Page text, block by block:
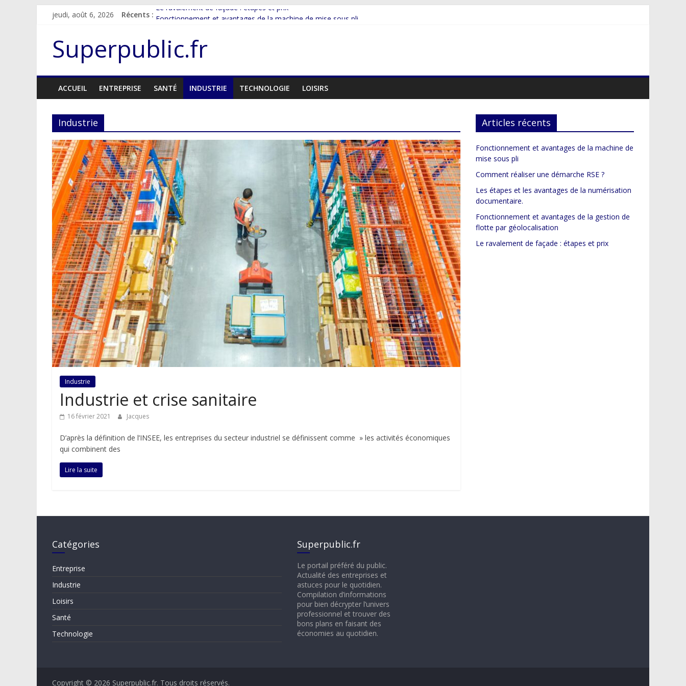
Passerjeudi, août 6, 2026 Récents : Le ravalement de façade : étapes et prix
Les étapes et les avantages de la numérisation documentaire.
Fonctionnement et avantages de la gestion de flotte par géolocalisation
Superpublic.fr
ACCUEIL ENTREPRISE SANTÉ INDUSTRIE TECHNOLOGIE LOISIRS
Industrie
Industrie
Industrie et crise sanitaire
16 février 2021 Jacques
D’après la définition de l’INSEE, les entreprises du secteur industriel se définissent comme » les activités économiques
qui combinent des
Lire la suite
Articles récents
Fonctionnement et avantages de la machine de
mise sous pli
Comment réaliser une démarche RSE ?
Les étapes et les avantages de la numérisation
documentaire.
Fonctionnement et avantages de la gestion de
flotte par géolocalisation
Le ravalement de façade : étapes et prix
Catégories
Entreprise
Industrie
Loisirs
Santé
Technologie
Superpublic.fr
Le portail préféré du public.
Actualité des entreprises et
astuces pour le quotidien.
Compilation d’informations
pour bien décrypter l’univers
professionnel et trouver des
bons plans en faisant des
économies au quotidien.
Copyright © 2026 Superpublic.fr. Tous droits réservés.